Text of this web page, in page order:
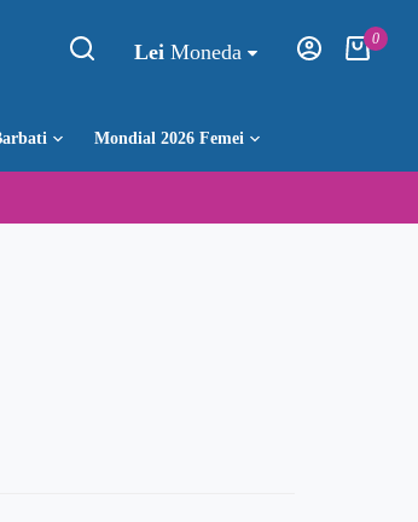
Lei Moneda
0
Mondial 2026 Femei